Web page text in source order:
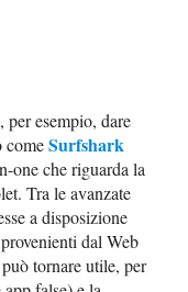
per esempio, dare
comeSurfshark
one che riguarda la
Tra le avanzate
a disposizione
dal Web
tornare utile, per